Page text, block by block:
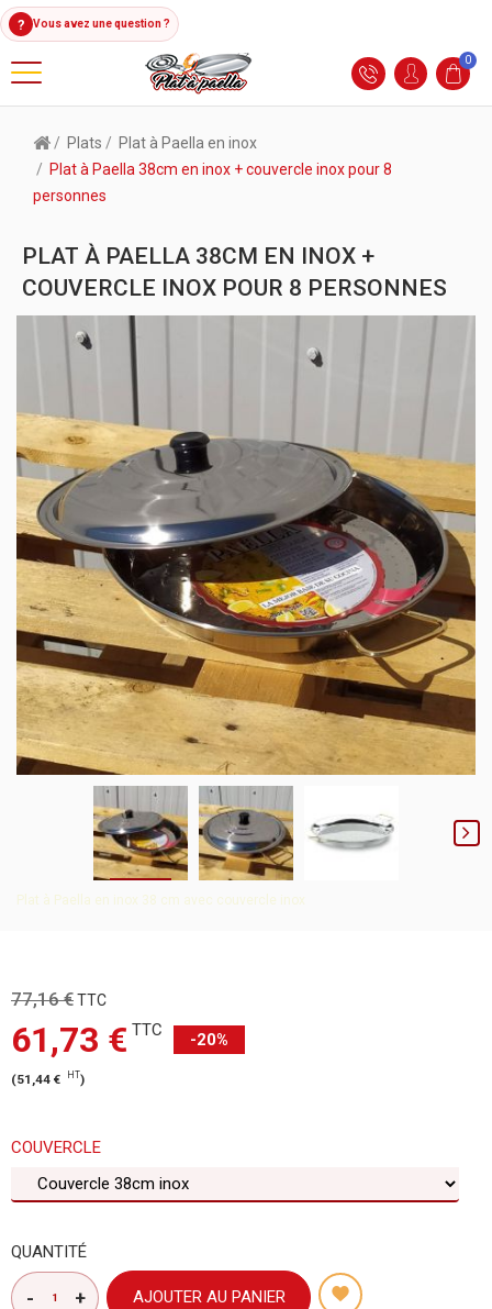
? Vous avez une question ?
0
Plats
Plat à Paella en inox
Plat à Paella 38cm en inox + couvercle inox pour 8
personnes
PLAT À PAELLA 38CM EN INOX +
COUVERCLE INOX POUR 8 PERSONNES
Plat à Paella en inox 38 cm avec couvercle inox
77,16 €TTC
61,73 € TTC -20%
(51,44 € HT)
COUVERCLE
QUANTITÉ
AJOUTER AU PANIER